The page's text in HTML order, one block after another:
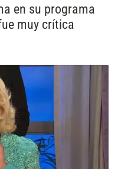
en su programa
muy crítica